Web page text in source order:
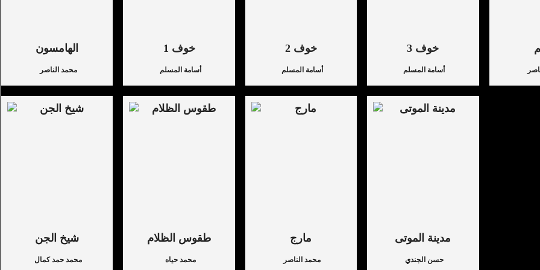
الهامسون
محمد الناصر
خوف 1
أسامة المسلم
خوف 2
أسامة المسلم
خوف 3
أسامة المسلم
شيخ الجن
محمد حمد كمال
طقوس الظلام
محمد حياه
مارج
محمد الناصر
مدينة الموتى
حسن الجندي